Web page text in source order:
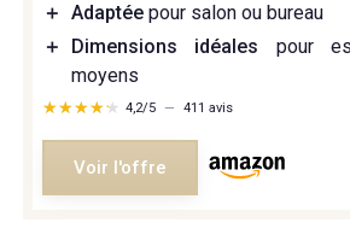
＋ Adaptée pour salon ou bureau
＋
Dimensions idéales pour
moyens
★★★★★
★★★★★ 4,2/5 — 411 avis
Voir l'offre